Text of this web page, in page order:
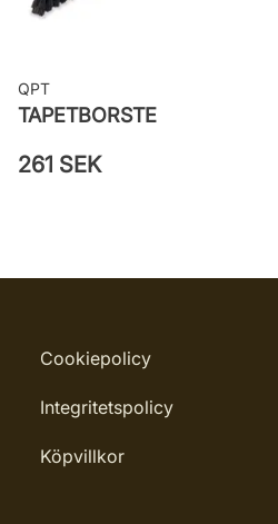
QPT
TAPETBORSTE
261 SEK
Cookiepolicy
Integritetspolicy
Köpvillkor